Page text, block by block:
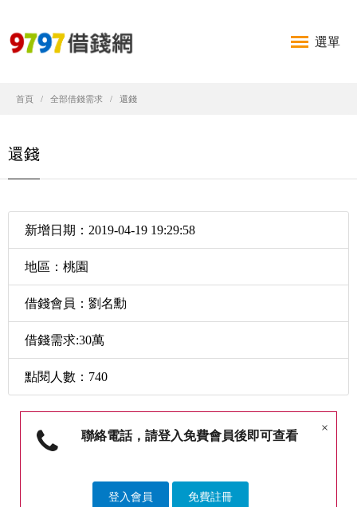
選單
首頁 全部借錢需求 還錢
還錢
新增日期：2019-04-19 19:29:58
地區：桃園
借錢會員：劉名勳
借錢需求:30萬
點閱人數：740
×
聯絡電話，請登入免費會員後即可查看
登入會員 免費註冊